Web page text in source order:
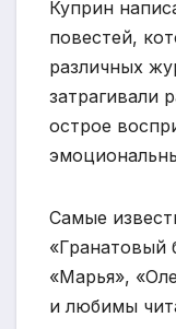
Куприн
повестей,
различных
затрагивали
острое
Самые
«Гранатовый
«Марья»,
и любимы